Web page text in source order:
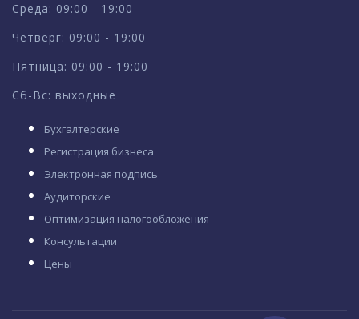
Среда: 09:00 - 19:00
Четверг: 09:00 - 19:00
Пятница: 09:00 - 19:00
Сб-Вс: выходные
Бухгалтерские
Регистрация бизнеса
Электронная подпись
Аудиторские
Оптимизация налогообложения
Консультации
Цены